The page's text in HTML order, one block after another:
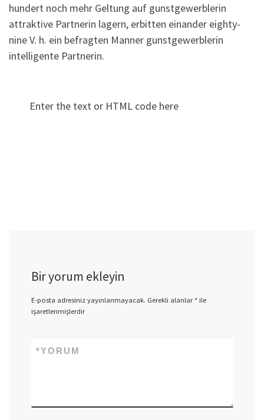
hundert noch mehr Geltung auf gunstgewerblerin
attraktive Partnerin lagern, erbitten einander eighty-
nine V. h. ein befragten Manner gunstgewerblerin
intelligente Partnerin.
Enter the text or HTML code here
Bir yorum ekleyin
E-posta adresiniz yayınlanmayacak. Gerekli alanlar*ile
işaretlenmişlerdir
YORUM
*